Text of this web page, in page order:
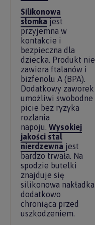
Silikonowa
słomka jest
przyjemna w
kontakcie i
bezpieczna dla
dziecka. Produkt nie
zawiera ftalanów i
bizfenolu A (BPA).
Dodatkowy zaworek
umożliwi swobodne
picie bez ryzyka
rozlania
napoju. Wysokiej
jakości stal
nierdzewna jest
bardzo trwała. Na
spodzie butelki
znajduje się
silikonowa nakładka
dodatkowo
chroniąca przed
uszkodzeniem.